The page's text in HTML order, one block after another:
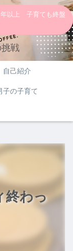
以上 子育ても終盤
戦
自己紹介
子の子育て
終わっ